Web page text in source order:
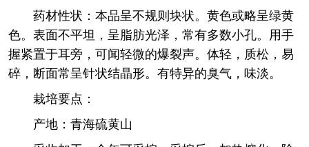
药材性状：本品呈不规则块状。黄色或略呈绿黄
色。表面不平坦，呈脂肪光泽，常有多数小孔。用手
握紧置于耳旁，可闻轻微的爆裂声。体轻，质松，易
碎，断面常呈针状结晶形。有特异的臭气，味淡。
栽培要点：
产地：青海硫黄山